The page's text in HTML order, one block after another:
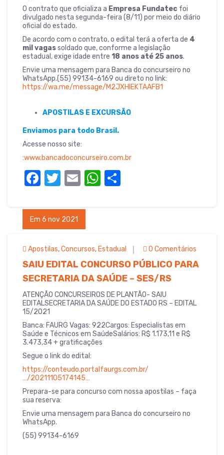
O contrato que oficializa a Empresa Fundatec foi
divulgado nesta segunda-feira (8/11) por meio do diário
oficial do estado.
De acordo com o contrato, o edital terá a oferta de 4
mil vagassoldado que, conforme a legislação
estadual, exige idade entre 18 anos até 25 anos.
Envie uma mensagem para Banca do concurseiro no
WhatsApp.(55) 99134-6169 ou direto no link:
https://wa.me/message/M2JXHIEKTAAFB1
APOSTILAS E EXCURSÃO
Enviamos para todo Brasil.
Acesse nosso site:
:www.bancadoconcurseiro.com.br
F
c
e
b
o
o
k
T
it
te
r
E
ail
W
A
p
p
Em 6 nov 2021
Apostilas,Concursos, Estadual 0 Comentários
SAIU EDITAL CONCURSO PÚBLICO PARA
SECRETARIA DA SAÚDE – SES/RS
ATENÇÃO CONCURSEIROS DE PLANTÃO- SAIU
EDITALSECRETARIA DA SAÚDE DO ESTADO RS – EDITAL
15/2021
Banca: FAURG Vagas: 922Cargos: Especialistas em
Saúde e Técnicos em SaúdeSalários: R$ 1.173,11 e R$
3.473,34 + gratificações
Segue o link do edital:
https://conteudo.portalfaurgs.com.br/
…/20211105174145…
Prepara-se para concurso com nossa apostilas – faça
sua reserva:
Envie uma mensagem para Banca do concurseiro no
WhatsApp.
(55) 99134-6169